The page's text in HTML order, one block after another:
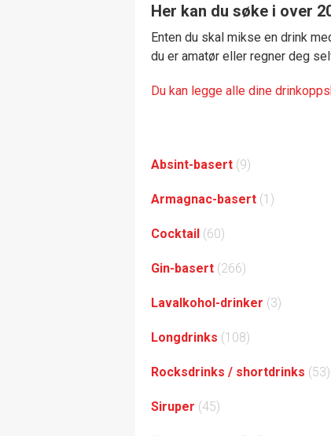
Her kan du søke i over
Enten du skal mikse en drink
du er amatør eller regner deg
Du kan legge alle dine
Absint-basert (9)
Armagnac-basert (1)
Cocktail (60)
Gin-basert (266)
Lavalkohol-drinker (3)
Longdrinks (108)
Rocksdrinks / shortdrinks (53)
Siruper (45)